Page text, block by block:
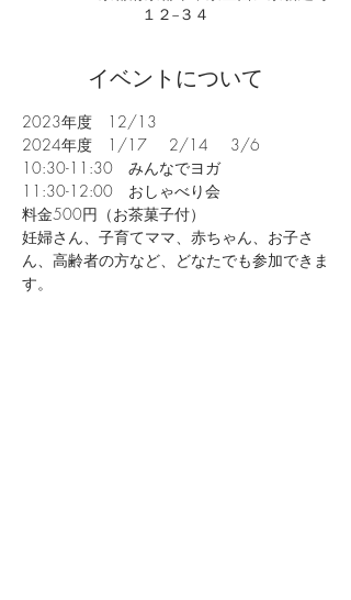
１２−３４
イベントについて
2023年度　12/13
2024年度　1/17     2/14     3/6
10:30-11:30　みんなでヨガ
11:30-12:00　おしゃべり会
料金500円（お茶菓子付）
妊婦さん、子育てママ、赤ちゃん、お子さ
ん、高齢者の方など、どなたでも参加できま
す。